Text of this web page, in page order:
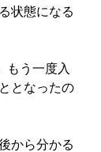
状態になる
もう一度入
となったの
から分かる